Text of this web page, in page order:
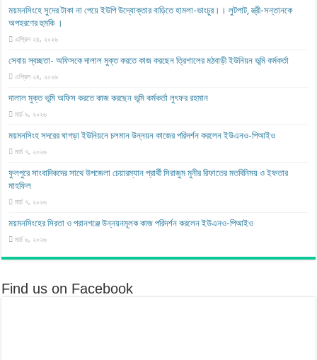
ময়মনসিংহে সুদের টাকা না পেয়ে ইউপি উদ্যোক্তার বাড়িতে হামলা-ভাংচুর।। লুটপাট, স্ত্রী‌-সন্তানকে
অপহরণের হুমকি ।
এপ্রিল ২৪, ২০২৬
সেবায় স্বচ্ছতা- অফিসকে দালাল মুক্ত করতে কাজ করছেন ত্রিশালের মঠবাড়ী ইউনিয়ন ভূমি কর্মকর্তা
এপ্রিল ২৪, ২০২৬
দালাল মুক্ত ভূমি অফিস করতে কাজ করছেন ভূমি কর্মকর্তা লুৎফর রহমান
মার্চ ৯, ২০২৬
ময়মনসিংহ সদরের ঘাগড়া ইউনিয়নে চলমান উন্নয়ন কাজের পরিদর্শন করলেন ইউএনও-পিআইও
মার্চ ৭, ২০২৬
ফুলপুরে সাংবাদিকদের সাথে উপজেলা চেয়ারম্যান প্রার্থী সিরাজুম মুনীর রিফাতের মতবিনিময় ও ইফতার
মাহফিল
মার্চ ৭, ২০২৬
ময়মনসিংহের সিরতা ও পরানগঞ্জে উন্নয়নমূলক কাজ পরিদর্শন করলেন ইউএনও-পিআইও
মার্চ ৬, ২০২৬
Find us on Facebook